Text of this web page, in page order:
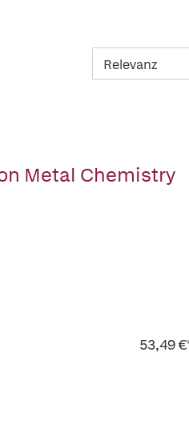
Metal Chemistry
53,49